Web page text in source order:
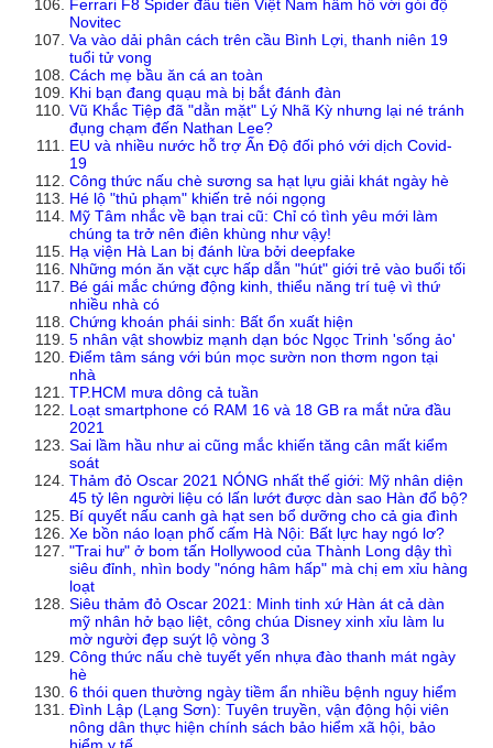
Ferrari F8 Spider đầu tiên Việt Nam hầm hố với gói độ
Novitec
Va vào dải phân cách trên cầu Bình Lợi, thanh niên 19
tuổi tử vong
Cách mẹ bầu ăn cá an toàn
Khi bạn đang quạu mà bị bắt đánh đàn
Vũ Khắc Tiệp đã "dằn mặt" Lý Nhã Kỳ nhưng lại né tránh
đụng chạm đến Nathan Lee?
EU và nhiều nước hỗ trợ Ấn Độ đối phó với dịch Covid-
19
Công thức nấu chè sương sa hạt lựu giải khát ngày hè
Hé lộ "thủ phạm" khiến trẻ nói ngọng
Mỹ Tâm nhắc về bạn trai cũ: Chỉ có tình yêu mới làm
chúng ta trở nên điên khùng như vậy!
Hạ viện Hà Lan bị đánh lừa bởi deepfake
Những món ăn vặt cực hấp dẫn "hút" giới trẻ vào buổi tối
Bé gái mắc chứng động kinh, thiểu năng trí tuệ vì thứ
nhiều nhà có
Chứng khoán phái sinh: Bất ổn xuất hiện
5 nhân vật showbiz mạnh dạn bóc Ngọc Trinh 'sống ảo'
Điểm tâm sáng với bún mọc sườn non thơm ngon tại
nhà
TP.HCM mưa dông cả tuần
Loạt smartphone có RAM 16 và 18 GB ra mắt nửa đầu
2021
Sai lầm hầu như ai cũng mắc khiến tăng cân mất kiểm
soát
Thảm đỏ Oscar 2021 NÓNG nhất thế giới: Mỹ nhân diện
45 tỷ lên người liệu có lấn lướt được dàn sao Hàn đổ bộ?
Bí quyết nấu canh gà hạt sen bổ dưỡng cho cả gia đình
Xe bồn náo loạn phố cấm Hà Nội: Bất lực hay ngó lơ?
"Trai hư" ở bom tấn Hollywood của Thành Long dậy thì
siêu đỉnh, nhìn body "nóng hâm hấp" mà chị em xỉu hàng
loạt
Siêu thảm đỏ Oscar 2021: Minh tinh xứ Hàn át cả dàn
mỹ nhân hở bạo liệt, công chúa Disney xinh xỉu làm lu
mờ người đẹp suýt lộ vòng 3
Công thức nấu chè tuyết yến nhựa đào thanh mát ngày
hè
6 thói quen thường ngày tiềm ẩn nhiều bệnh nguy hiểm
Đình Lập (Lạng Sơn): Tuyên truyền, vận động hội viên
nông dân thực hiện chính sách bảo hiểm xã hội, bảo